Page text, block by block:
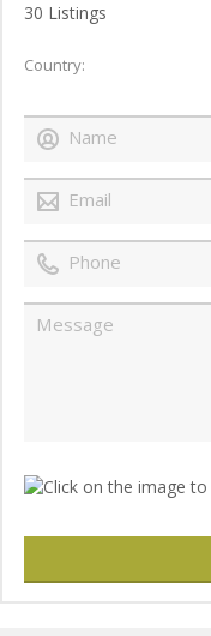
30 Listings
Country